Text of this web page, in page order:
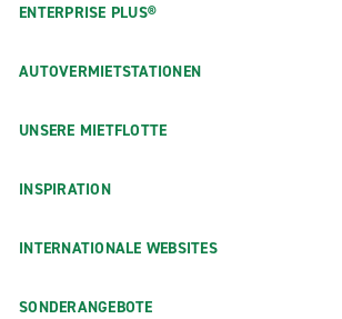
ENTERPRISE PLUS®
AUTOVERMIETSTATIONEN
UNSERE MIETFLOTTE
INSPIRATION
INTERNATIONALE WEBSITES
SONDERANGEBOTE